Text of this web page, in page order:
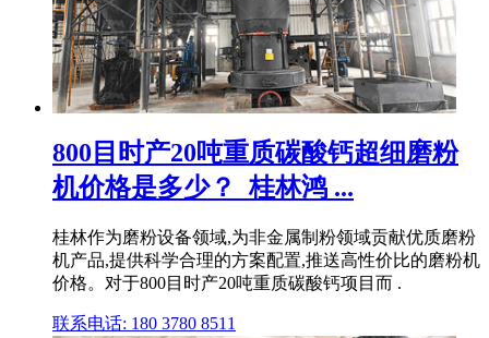
800目时产20吨重质碳酸钙超细磨粉
机价格是多少？_桂林鸿 ...
桂林作为磨粉设备领域,为非金属制粉领域贡献优质磨粉
机产品,提供科学合理的方案配置,推送高性价比的磨粉机
价格。对于800目时产20吨重质碳酸钙项目而 .
联系电话: 180 3780 8511